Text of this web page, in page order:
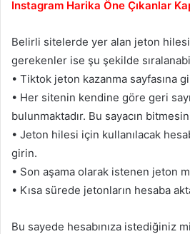
Instagram Harika Öne Çıkanlar
Belirli sitelerde yer alan jeton hilesi
gerekenler ise şu şekilde
• Tiktok jeton kazanma sayfasına
• Her sitenin kendine göre geri
bulunmaktadır. Bu sayacın
• Jeton hilesi için kullanılacak
girin.
• Son aşama olarak istenen jeton
• Kısa sürede jetonların hesaba
Bu sayede hesabınıza istediğiniz